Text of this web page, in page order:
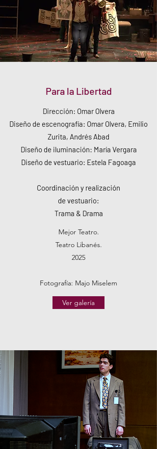
Para la Libertad
Dirección: Omar Olvera
Diseño de escenografía: Omar Olvera, Emilio
Zurita, Andrés Abad
Diseño de iluminación: María Vergara
Diseño de vestuario: Estela Fagoaga
Coordinación y realización
de vestuario:
Trama & Drama
Mejor Teatro.
Teatro Libanés.
2025
Fotografía: Majo Miselem
Ver galería